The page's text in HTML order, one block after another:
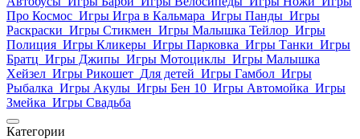
Про Космос Игры Игра в Кальмара Игры Панды Игры
Раскраски Игры Стикмен Игры Малышка Тейлор Игры
Полиция Игры Кликеры Игры Парковка Игры Танки Игры
Братц Игры Джипы Игры Мотоциклы Игры Малышка
Хейзел Игры Рикошет Для детей Игры Гамбол Игры
Рыбалка Игры Акулы Игры Бен 10 Игры Автомойка Игры
Змейка Игры Свадьба
Категории